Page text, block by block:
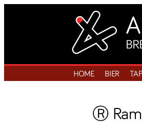
HOME BIER
Ⓡ